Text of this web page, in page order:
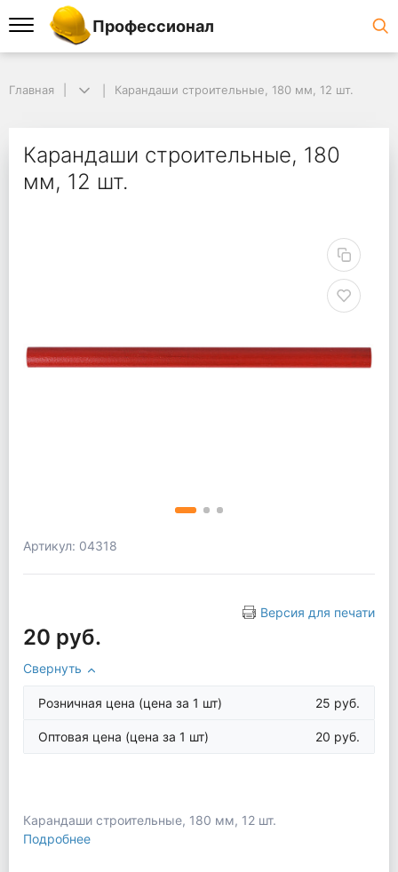
Профессионал
Главная Карандаши строительные, 180 мм, 12 шт.
Карандаши строительные, 180
мм, 12 шт.
Артикул: 04318
Версия для печати
20 руб.
Свернуть
Розничная цена (цена за 1 шт) 25 руб.
Оптовая цена (цена за 1 шт) 20 руб.
Карандаши строительные, 180 мм, 12 шт.
Подробнее